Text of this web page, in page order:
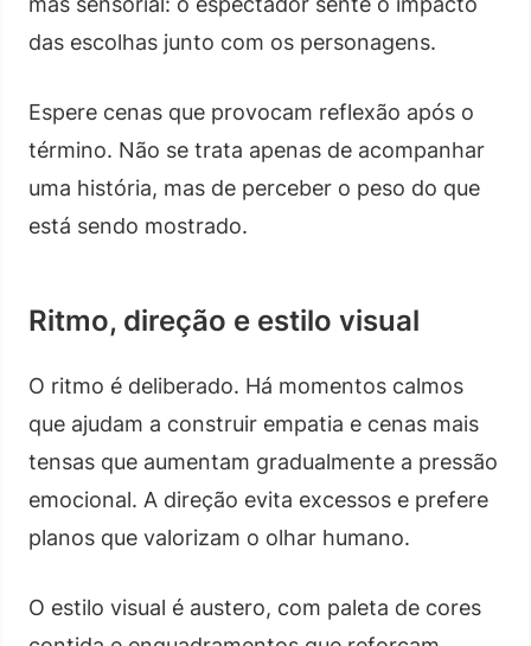
das escolhas junto com os personagens.
Espere cenas que provocam reflexão após o
término. Não se trata apenas de acompanhar
uma história, mas de perceber o peso do que
está sendo mostrado.
Ritmo, direção e estilo visual
O ritmo é deliberado. Há momentos calmos
que ajudam a construir empatia e cenas mais
tensas que aumentam gradualmente a pressão
emocional. A direção evita excessos e prefere
planos que valorizam o olhar humano.
O estilo visual é austero, com paleta de cores